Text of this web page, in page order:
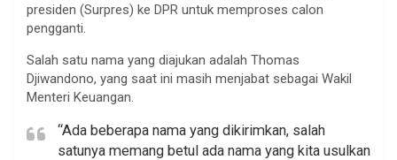
presiden (Surpres) ke DPR untuk memproses calon
pengganti.
Salah satu nama yang diajukan adalah Thomas
Djiwandono, yang saat ini masih menjabat sebagai Wakil
Menteri Keuangan.
“Ada beberapa nama yang dikirimkan, salah
satunya memang betul ada nama yang kita usulkan